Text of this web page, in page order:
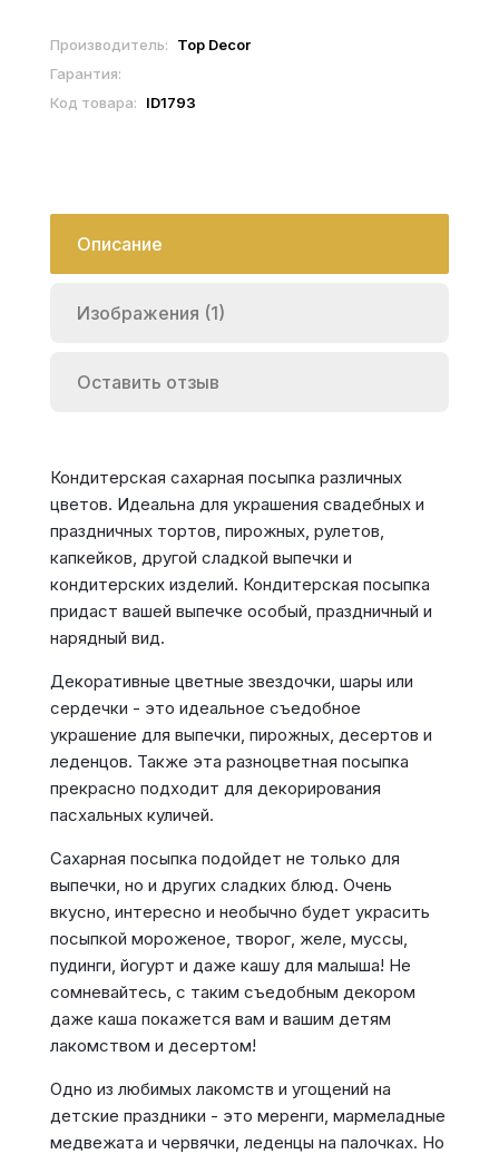
Производитель:
Top Decor
Гарантия:
Код товара:
ID1793
Описание
Изображения (1)
Оставить отзыв
Кондитерская сахарная посыпка различных
цветов. Идеальна для украшения свадебных и
праздничных тортов, пирожных, рулетов,
капкейков, другой сладкой выпечки и
кондитерских изделий. Кондитерская посыпка
придаст вашей выпечке особый, праздничный и
нарядный вид.
Декоративные цветные звездочки, шары или
сердечки - это идеальное съедобное
украшение для выпечки, пирожных, десертов и
леденцов. Также эта разноцветная посыпка
прекрасно подходит для декорирования
пасхальных куличей.
Сахарная посыпка подойдет не только для
выпечки, но и других сладких блюд. Очень
вкусно, интересно и необычно будет украсить
посыпкой мороженое, творог, желе, муссы,
пудинги, йогурт и даже кашу для малыша! Не
сомневайтесь, с таким съедобным декором
даже каша покажется вам и вашим детям
лакомством и десертом!
Одно из любимых лакомств и угощений на
детские праздники - это меренги, мармеладные
медвежата и червячки, леденцы на палочках. Но